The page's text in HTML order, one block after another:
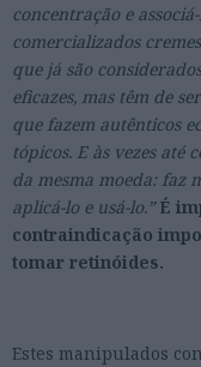
concentração e
comercializados
que já são
eficazes, mas têm de
que fazem autênticos
tópicos. E às vezes até
da mesma moeda: faz
aplicá-lo e usá-lo.” É
contraindicação
tomar retinóides.
Estes manipulados